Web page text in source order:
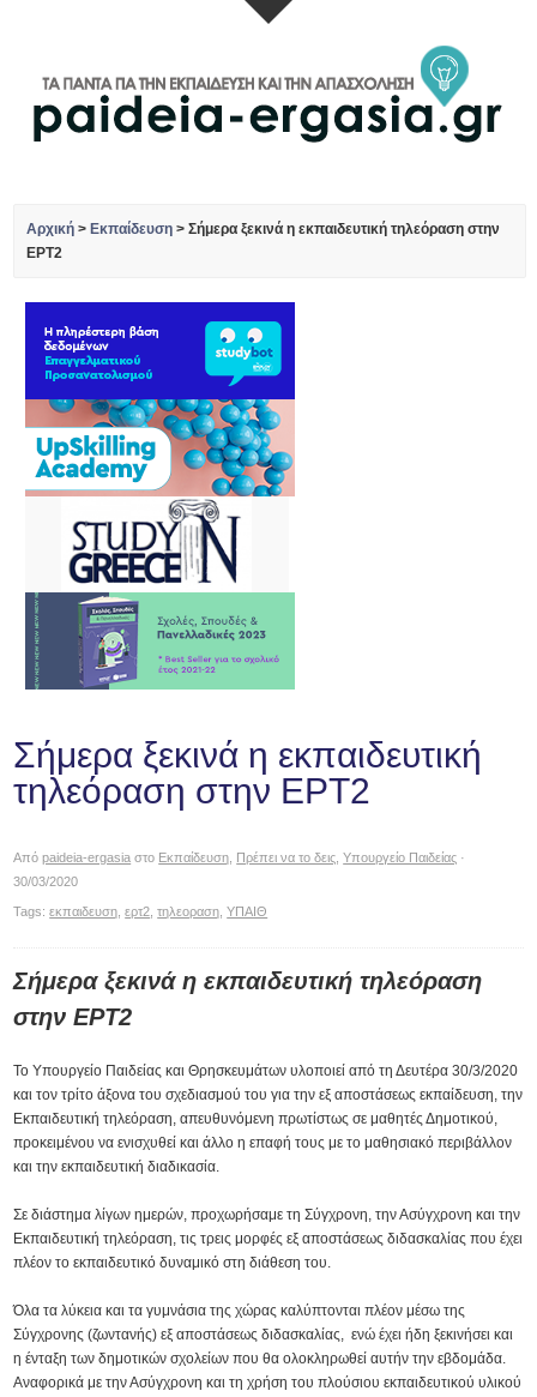
Αρχική > Εκπαίδευση >Σήμερα ξεκινά η εκπαιδευτική τηλεόραση στην
ΕΡΤ2
Σήμερα ξεκινά η εκπαιδευτική
τηλεόραση στην ΕΡΤ2
Απόpaideia-ergasia στο Εκπαίδευση Πρέπει να το δεις ,Υπουργείο Παιδείας ·
30/03/2020
Tags:εκπαιδευση ,ερτ2 ,τηλεοραση ,ΥΠΑΙΘ
Σήμερα ξεκινά η εκπαιδευτική τηλεόραση
στην ΕΡΤ2
Το Υπουργείο Παιδείας και Θρησκευμάτων υλοποιεί από τη Δευτέρα 30/3/2020
και τον τρίτο άξονα του σχεδιασμού του για την εξ αποστάσεως εκπαίδευση, την
Εκπαιδευτική τηλεόραση, απευθυνόμενη πρωτίστως σε μαθητές Δημοτικού,
προκειμένου να ενισχυθεί και άλλο η επαφή τους με το μαθησιακό περιβάλλον
και την εκπαιδευτική διαδικασία.
Σε διάστημα λίγων ημερών, προχωρήσαμε τη Σύγχρονη, την Ασύγχρονη και την
Εκπαιδευτική τηλεόραση, τις τρεις μορφές εξ αποστάσεως διδασκαλίας που έχει
πλέον το εκπαιδευτικό δυναμικό στη διάθεση του.
Όλα τα λύκεια και τα γυμνάσια της χώρας καλύπτονται πλέον μέσω της
Σύγχρονης (ζωντανής) εξ αποστάσεως διδασκαλίας, ενώ έχει ήδη ξεκινήσει και
η ένταξη των δημοτικών σχολείων που θα ολοκληρωθεί αυτήν την εβδομάδα.
Αναφορικά με την Ασύγχρονη και τη χρήση του πλούσιου εκπαιδευτικού υλικού